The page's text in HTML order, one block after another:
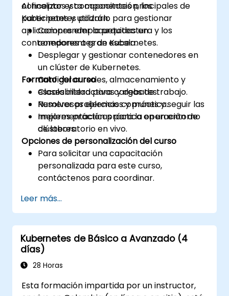
conceptos y componentes principales de
Kubernetes y utilizarlo para gestionar
aplicaciones empaquetadas en
contenedores a gran escala.
Al finalizar esta capacitación, los
participantes podrán:
Comprender la arquitectura y los
componentes de Kubernetes.
Desplegar y gestionar contenedores en
un clúster de Kubernetes.
Configurar redes, almacenamiento y
escalabilidad para cargas de trabajo.
Resolver problemas comunes y seguir las
mejores prácticas para la operación de
clústeres.
Formato del curso
Clases interactivas y debates.
Numerosos ejercicios y práctica.
Implementación práctica en un entorno
de laboratorio en vivo.
Opciones de personalización del curso
Para solicitar una capacitación
personalizada para este curso,
contáctenos para coordinar.
Leer más...
Kubernetes de Básico a Avanzado (4
días)
28 Horas
Esta formación impartida por un instructor,